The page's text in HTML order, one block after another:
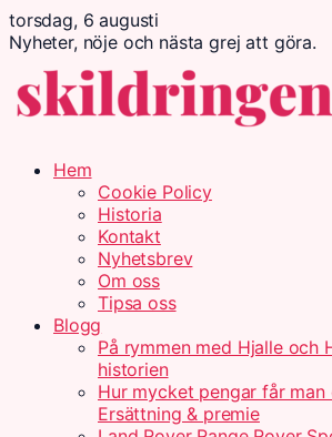
torsdag, 6 augusti
Nyheter, nöje och nästa grej att göra.
Hem
Cookie Policy
Historia
Kontakt
Nyhetsbrev
Om oss
Tipsa oss
Blogg
På rymmen med Hjalle och
historien
Hur mycket pengar får man
Ersättning & premie